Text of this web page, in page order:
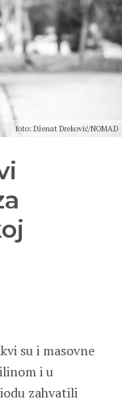
foto: Dženat Dreković/NOMAD
su i masovne
i u
zahvatili